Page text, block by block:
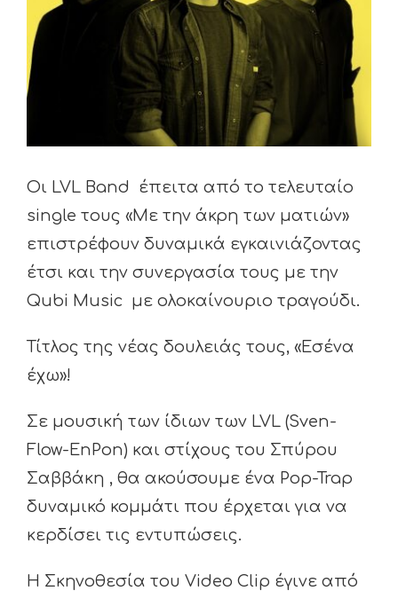
Οι LVL Band έπειτα από το τελευταίο
single τους «Με την άκρη των ματιών»
επιστρέφουν δυναμικά εγκαινιάζοντας
έτσι και την συνεργασία τους με την
Qubi Music με ολοκαίνουριο τραγούδι.
Τίτλος της νέας δουλειάς τους, «Εσένα
έχω»!
Σε μουσική των ίδιων των LVL (Sven-
Flow-EnPon) και στίχους του Σπύρου
Σαββάκη , θα ακούσουμε ένα Pop-Trap
δυναμικό κομμάτι που έρχεται για να
κερδίσει τις εντυπώσεις.
Η Σκηνοθεσία του Video Clip έγινε από